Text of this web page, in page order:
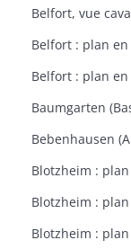
Belfort, vue
Belfort : plan en
Belfort : plan en
Baumgarten